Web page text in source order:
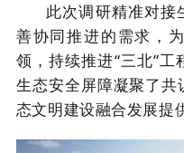
此次调研精准对接
善协同推进的需求，
领 ，持续推进“三北”
生态安全屏障凝聚了共
态文明建设融合发展提